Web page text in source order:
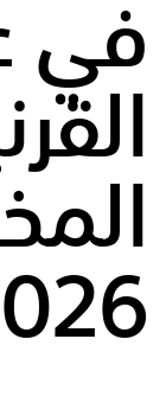
في